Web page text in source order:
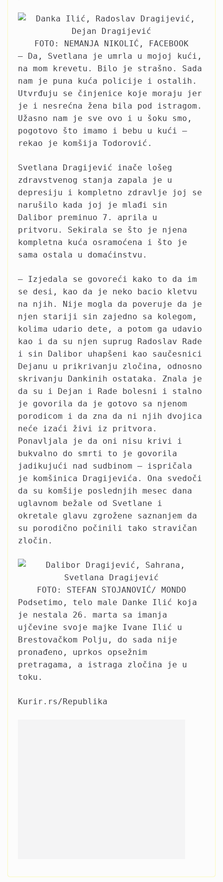
FOTO: NEMANJA NIKOLIĆ, FACEBOOK
– Da, Svetlana je umrla u mojoj kući,
na mom krevetu. Bilo je strašno. Sada
nam je puna kuća policije i ostalih.
Utvrđuju se činjenice koje moraju jer
je i nesrećna žena bila pod istragom.
Užasno nam je sve ovo i u šoku smo,
pogotovo što imamo i bebu u kući –
rekao je komšija Todorović.
Svetlana Dragijević inače lošeg
zdravstvenog stanja zapala je u
depresiju i kompletno zdravlje joj se
narušilo kada joj je mlađi sin
Dalibor preminuo 7. aprila u
pritvoru. Sekirala se što je njena
kompletna kuća osramoćena i što je
sama ostala u domaćinstvu.
– Izjedala se govoreći kako to da im
se desi, kao da je neko bacio kletvu
na njih. Nije mogla da poveruje da je
njen stariji sin zajedno sa kolegom,
kolima udario dete, a potom ga udavio
kao i da su njen suprug Radoslav Rade
i sin Dalibor uhapšeni kao saučesnici
Dejanu u prikrivanju zločina, odnosno
skrivanju Dankinih ostataka. Znala je
da su i Dejan i Rade bolesni i stalno
je govorila da je gotovo sa njenom
porodicom i da zna da ni njih dvojica
neće izaći živi iz pritvora.
Ponavljala je da oni nisu krivi i
bukvalno do smrti to je govorila
jadikujući nad sudbinom – ispričala
je komšinica Dragijevića. Ona svedoči
da su komšije poslednjih mesec dana
uglavnom bežale od Svetlane i
okretale glavu zgrožene saznanjem da
su porodično počinili tako stravičan
zločin.
FOTO: STEFAN STOJANOVIĆ/ MONDO
Podsetimo, telo male Danke Ilić koja
je nestala 26. marta sa imanja
ujčevine svoje majke Ivane Ilić u
Brestovačkom Polju, do sada nije
pronađeno, uprkos opsežnim
pretragama, a istraga zločina je u
toku.
Kurir.rs/Republika